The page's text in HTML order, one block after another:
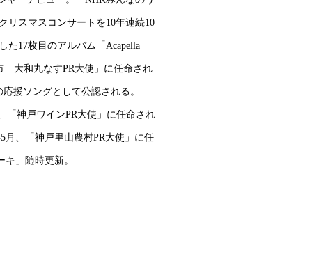
リスマスコンサートを10年連続10
た17枚目のアルバム「Acapella
大和丸なすPR大使」に任命され
援ソングとして公認される。
「神戸ワインPR大使」に任命され
月、「神戸里山農村PR大使」に任
」随時更新。